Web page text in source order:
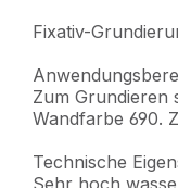
Fixativ-
Zum Grundieren
Wandfarbe 690.
Technische